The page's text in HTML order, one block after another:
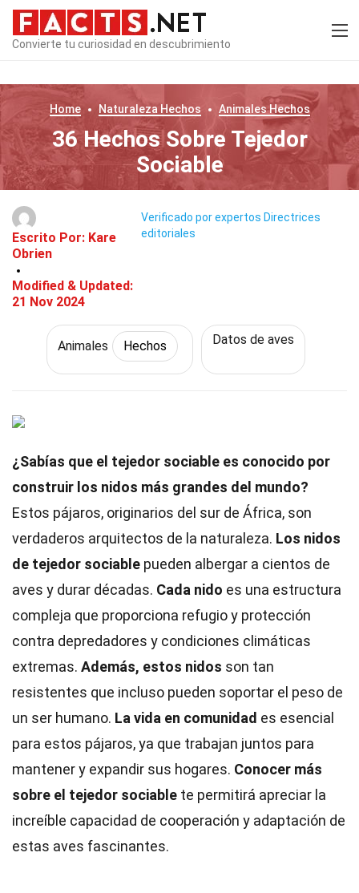
Convierte tu curiosidad en descubrimiento
Home Naturaleza Hechos AnimalesHechos
36 Hechos Sobre Tejedor
Sociable
Escrito Por: Kare
Obrien
Modified & Updated:
21 Nov 2024
Verificado por expertos Directrices
editoriales
Animales Hechos Datos de aves
¿Sabías que el tejedor sociable es conocido por
construir los nidos más grandes del mundo?
Estos pájaros, originarios del sur de África, son
verdaderos arquitectos de la naturaleza. Los nidos
de tejedor sociable pueden albergar a cientos de
aves y durar décadas. Cada nido es una estructura
compleja que proporciona refugio y protección
contra depredadores y condiciones climáticas
extremas. Además, estos nidos son tan
resistentes que incluso pueden soportar el peso de
un ser humano. La vida en comunidad es esencial
para estos pájaros, ya que trabajan juntos para
mantener y expandir sus hogares. Conocer más
sobre el tejedor sociable te permitirá apreciar la
increíble capacidad de cooperación y adaptación de
estas aves fascinantes.